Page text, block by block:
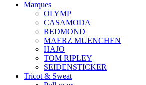
Marques
OLYMP
CASAMODA
REDMOND
MAERZ MUENCHEN
HAJO
TOM RIPLEY
SEIDENSTICKER
Tricot & Sweat